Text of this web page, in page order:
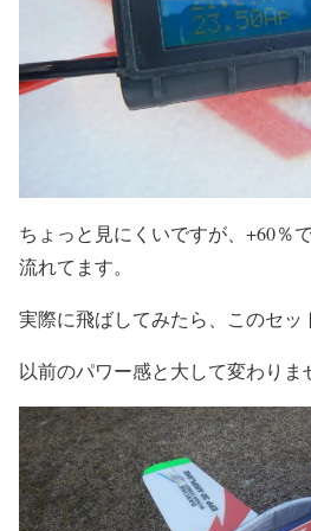
ちょっと見にくいですが、+60％
流れてます。
実際に飛ばしてみたら、このセッ
以前のパワー感と大して変わりま